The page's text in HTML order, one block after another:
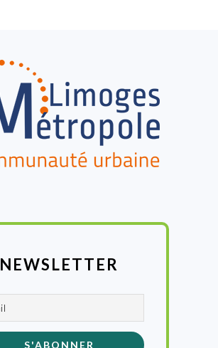
NEWSLETTER